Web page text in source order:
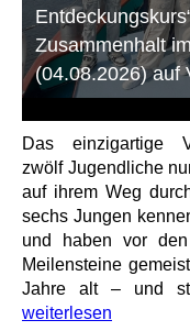
Zusammenhalt
(04.08.2026) auf
Das einzigartige
zwölf Jugendliche
auf ihrem Weg
sechs Jungen
und haben vor
Meilensteine
Jahre alt – und
weiterlesen